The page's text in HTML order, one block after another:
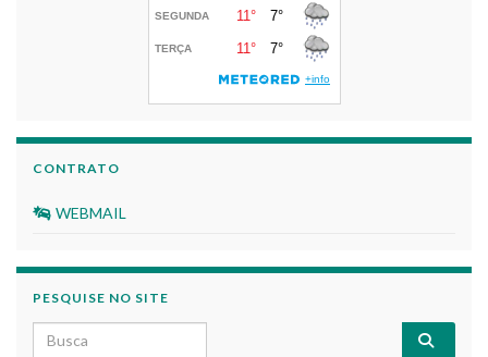
CONTRATO
WEBMAIL
PESQUISE NO SITE
Search for: